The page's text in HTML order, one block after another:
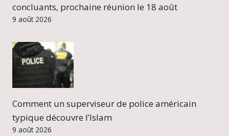
concluants, prochaine réunion le 18 août
9 août 2026
Comment un superviseur de police américain
typique découvre l’Islam
9 août 2026